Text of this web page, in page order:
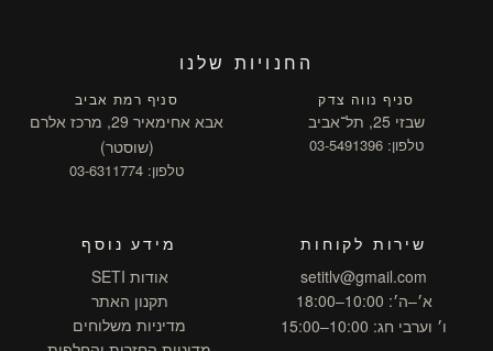
החנויות שלנו
סניף נווה צדק
שבזי 25, תל־אביב
טלפון: 03-5491396
סניף רמת אביב
אבא אחימאיר 29, מרכז אלרם
(שוסטר)
טלפון: 03-6311774
שירות לקוחות
setitlv@gmail.com
א׳–ה׳: 10:00–18:00
ו׳ וערבי חג: 10:00–15:00
מידע נוסף
אודות SETI
תקנון האתר
מדיניות משלוחים